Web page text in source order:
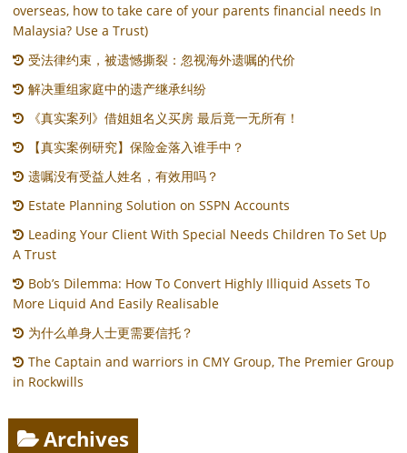
overseas, how to take care of your parents financial needs In
Malaysia? Use a Trust)
受法律约束，被遗憾撕裂：忽视海外遗嘱的代价
解决重组家庭中的遗产继承纠纷
《真实案列》借姐姐名义买房 最后竟一无所有！
【真实案例研究】保险金落入谁手中？
遗嘱没有受益人姓名，有效用吗？
Estate Planning Solution on SSPN Accounts
Leading Your Client With Special Needs Children To Set Up
A Trust
Bob’s Dilemma: How To Convert Highly Illiquid Assets To
More Liquid And Easily Realisable
为什么单身人士更需要信托？
The Captain and warriors in CMY Group, The Premier Group
in Rockwills
Archives